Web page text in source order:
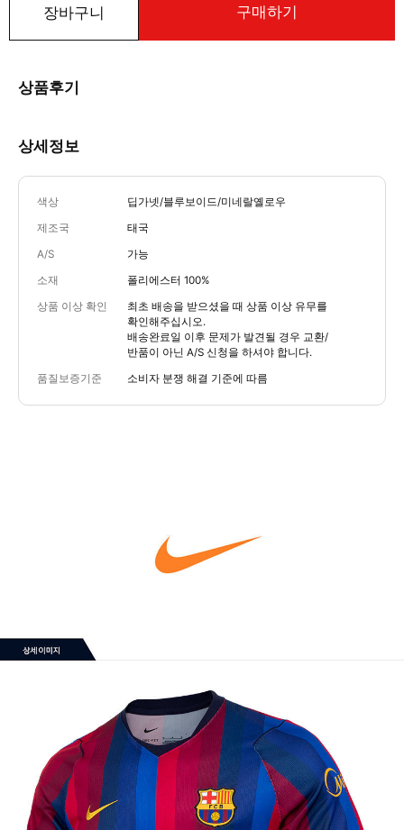
장바구니 구매하기
상품후기
상세정보
색상 딥가넷/블루보이드/미네랄옐로우
제조국 태국
A/S 가능
소재 폴리에스터 100%
상품 이상 확인
최초 배송을 받으셨을 때 상품 이상 유무를
확인해주십시오.
배송완료일 이후 문제가 발견될 경우 교환/
반품이 아닌 A/S 신청을 하셔야 합니다.
품질보증기준 소비자 분쟁 해결 기준에 따름